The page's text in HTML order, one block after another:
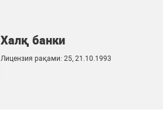
Халқ банки
Лицензия рақами: 25, 21.10.1993